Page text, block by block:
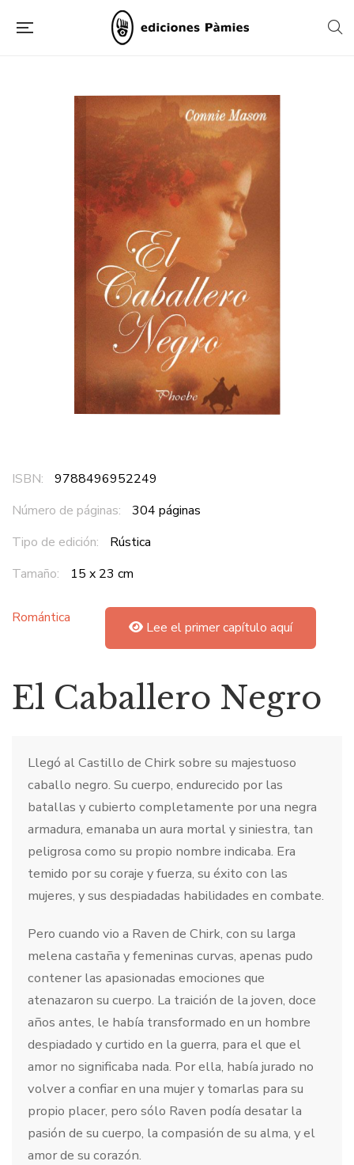
ISBN:
9788496952249
Número de páginas:
304 páginas
Tipo de edición:
Rústica
Tamaño:
15 x 23 cm
Romántica
Lee el primer capítulo aquí
El Caballero Negro
Llegó al Castillo de Chirk sobre su majestuoso
caballo negro. Su cuerpo, endurecido por las
batallas y cubierto completamente por una negra
armadura, emanaba un aura mortal y siniestra, tan
peligrosa como su propio nombre indicaba. Era
temido por su coraje y fuerza, su éxito con las
mujeres, y sus despiadadas habilidades en combate.
Pero cuando vio a Raven de Chirk, con su larga
melena castaña y femeninas curvas, apenas pudo
contener las apasionadas emociones que
atenazaron su cuerpo. La traición de la joven, doce
años antes, le había transformado en un hombre
despiadado y curtido en la guerra, para el que el
amor no significaba nada. Por ella, había jurado no
volver a confiar en una mujer y tomarlas para su
propio placer, pero sólo Raven podía desatar la
pasión de su cuerpo, la compasión de su alma, y el
amor de su corazón.